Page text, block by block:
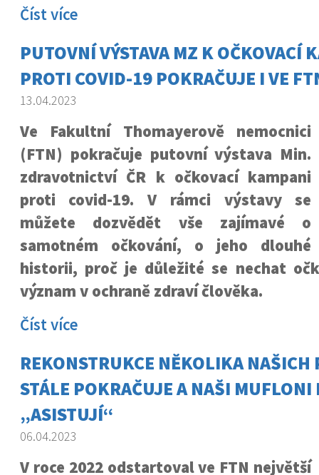
Číst více
PUTOVNÍ VÝSTAVA MZ K OČKOVACÍ
PROTI COVID-19 POKRAČUJE I VE
13.04.2023
Ve Fakultní Thomayerově nemocnici
(FTN) pokračuje putovní výstava Min.
zdravotnictví ČR k očkovací kampani
proti covid-19. V rámci výstavy se
můžete dozvědět vše zajímavé o
samotném očkování, o jeho dlouhé
historii, proč je důležité se nechat
význam v ochraně zdraví člověka.
Číst více
REKONSTRUKCE NĚKOLIKA NAŠICH
STÁLE POKRAČUJE A NAŠI
„ASISTUJÍ“
06.04.2023
V roce 2022 odstartoval ve FTN největší